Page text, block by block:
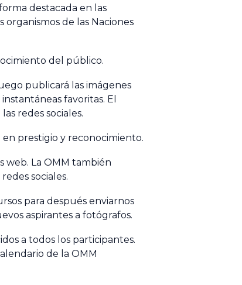
destacada en las
de las Naciones
del público.
publicará las imágenes
favoritas. El
redes sociales.
prestigio y reconocimiento.
web. La OMM también
sociales.
para después enviarnos
aspirantes a fotógrafos.
a todos los participantes.
de la OMM